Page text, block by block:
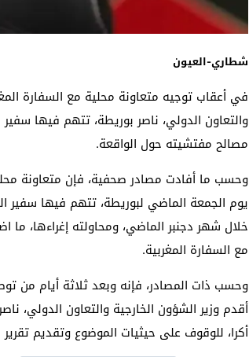
شطاري-العيون
في أعقاب توجيه متعاونة محلية مع السفارة
والتعاون الدولي، ناصر بوريطة، تتهم فيها سفير
مصالح مفتشيته حول الواقعة.
وحسب ما أفادت مصادر صحفية، فإن متعاونة
يوم الجمعة الماضي لبوريطة، تتهم فيها سفير
خلال شهر دجنبر الماضي، ومحاولته إغراءها،
مع السفارة المغربية.
أقدم وزير الشؤون الخارجية والتعاون الدولي،
أكرا، للوقوف على حيثيات الموضوع وتقديم